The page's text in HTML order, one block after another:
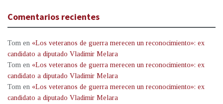
Comentarios recientes
Tom en «Los veteranos de guerra merecen un reconocimiento»: ex
candidato a diputado Vladimir Melara
Tom en «Los veteranos de guerra merecen un reconocimiento»: ex
candidato a diputado Vladimir Melara
Tom en «Los veteranos de guerra merecen un reconocimiento»: ex
candidato a diputado Vladimir Melara